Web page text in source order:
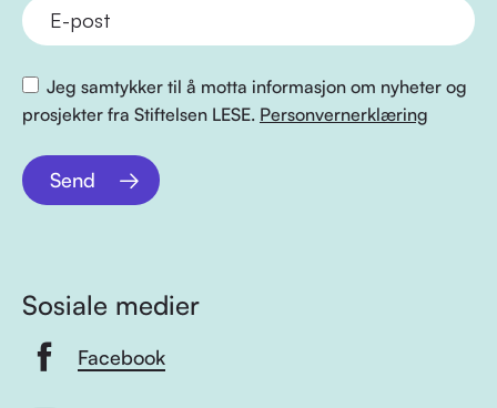
Jeg samtykker til å motta informasjon om nyheter og
prosjekter fra Stiftelsen LESE. Personvernerklæring
Send
Sosiale medier
Facebook